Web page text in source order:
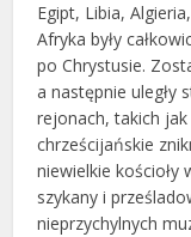
Egipt, Libia,
Afryka były
po Chrystusie.
a następnie uległy
rejonach, takich
chrześcijańskie
niewielkie kościoły
szykany i
nieprzychylnych